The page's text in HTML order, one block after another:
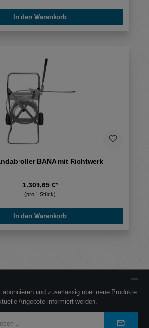
In den Warenkorb
BANA mit Richtwerk
1.309,65 €*
(pro 1 Stück)
In den Warenkorb
und zuverlässig über neue Produkte
Angebote informiert werden.